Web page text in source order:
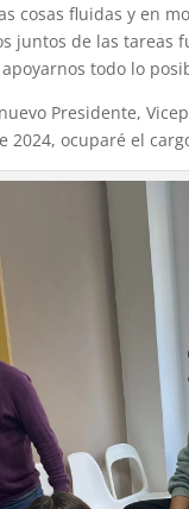
cosas fluidas y en
juntos de las
todo lo
Presidente,
2024, ocuparé el